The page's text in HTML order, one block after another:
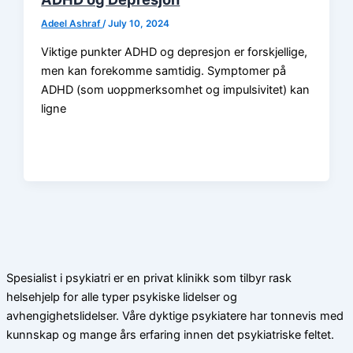
Adeel Ashraf/July 10, 2024
Viktige punkter ADHD og depresjon er forskjellige,
men kan forekomme samtidig. Symptomer på
ADHD (som uoppmerksomhet og impulsivitet) kan
ligne
Spesialist i psykiatri er en privat klinikk som tilbyr rask
helsehjelp for alle typer psykiske lidelser og
avhengighetslidelser. Våre dyktige psykiatere har tonnevis med
kunnskap og mange års erfaring innen det psykiatriske feltet.